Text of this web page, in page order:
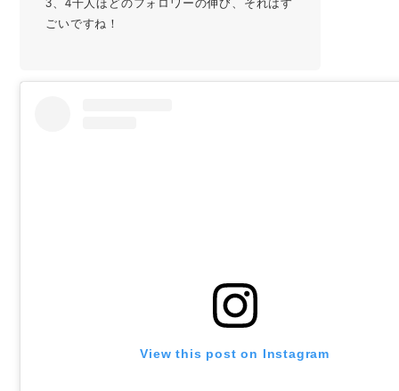
3、4千人ほどのフォロワーの伸び、それはす
ごいですね！
View this post on Instagram